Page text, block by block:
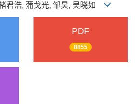
君浩, 蒲戈光, 邹昊, 吴晓如
PDF
8855